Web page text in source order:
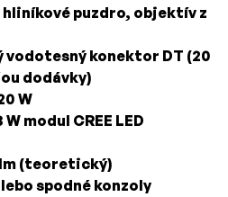
hliníkové puzdro, objektív z
vodotesný konektor DT (20
dodávky)
W
W modul CREE LED
(teoretický)
spodné konzoly